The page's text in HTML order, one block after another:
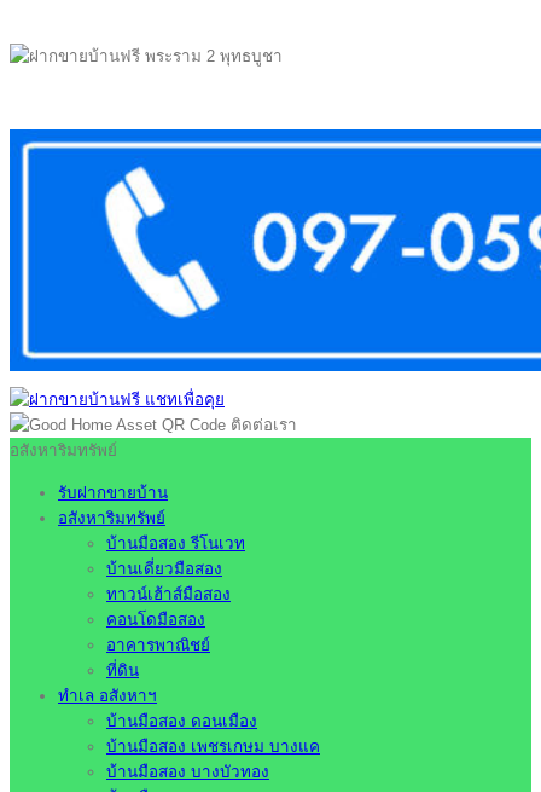
อสังหาริมทรัพย์
รับฝากขายบ้าน
อสังหาริมทรัพย์
บ้านมือสอง รีโนเวท
บ้านเดี่ยวมือสอง
ทาวน์เฮ้าส์มือสอง
คอนโดมือสอง
อาคารพาณิชย์
ที่ดิน
ทำเล อสังหาฯ
บ้านมือสอง ดอนเมือง
บ้านมือสอง เพชรเกษม บางแค
บ้านมือสอง บางบัวทอง